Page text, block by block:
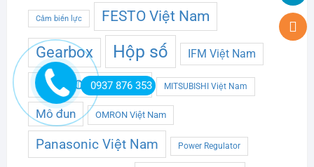
Cảm biến lực FESTO Việt Nam
Gearbox Hộp số IFM Việt Nam
KEYENCE Việt Nam MITSUBISHI Việt Nam
Mô đun OMRON Việt Nam
Panasonic Việt Nam Power Regulator
0937 876 353